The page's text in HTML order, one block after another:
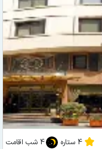
4 ستاره 4 شب اقامت